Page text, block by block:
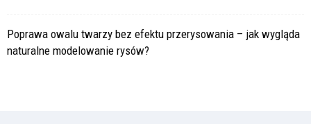
Poprawa owalu twarzy bez efektu przerysowania – jak wygląda
naturalne modelowanie rysów?